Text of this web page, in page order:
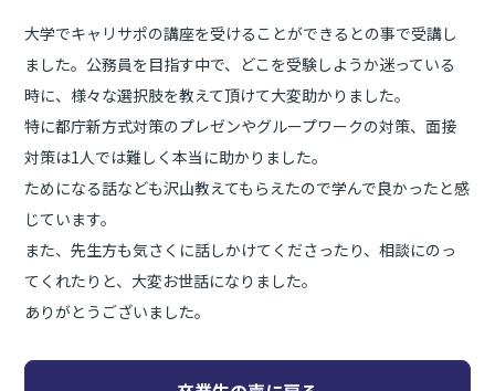
大学でキャリサポの講座を受けることができるとの事で受講し
ました。公務員を目指す中で、どこを受験しようか迷っている
時に、様々な選択肢を教えて頂けて大変助かりました。
特に都庁新方式対策のプレゼンやグループワークの対策、面接
対策は1人では難しく本当に助かりました。
ためになる話なども沢山教えてもらえたので学んで良かったと感
じています。
また、先生方も気さくに話しかけてくださったり、相談にのっ
てくれたりと、大変お世話になりました。
ありがとうございました。